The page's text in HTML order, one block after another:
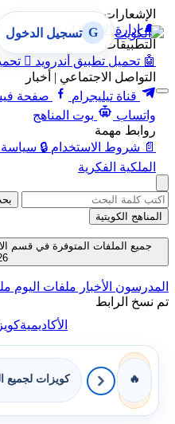
الإشعارات
🔔 إدارة الإشعارات
التطبيقات
🤖 تحميل تطبيق أندرويد 
التواصل الاجتماعي | أخبار
قناة تيليجرام
صفحة
واتساب
بوت المناهج
روابط مهمة
📄 شروط الاستخدام 🔒 سياسة
الملكية الفكرية
G تسجيل الدخول
المناهج الكويتية
المدرسون الأخبار ملفات اليوم
تم نسخ الرابط
الأكاديمية
🔥 كويزات لجميع